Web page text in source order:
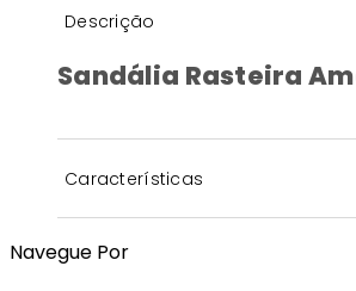
Descrição
Sandália Rasteira
Características
Navegue Por